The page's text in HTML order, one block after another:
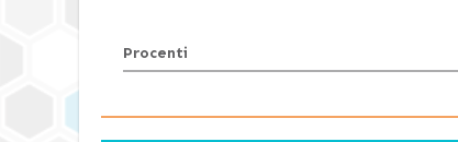
Procenti